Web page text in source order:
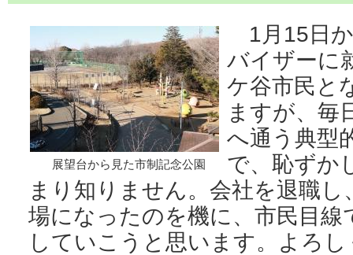
展望台から見た市制記念公園
1月15日
バイザーに
ケ谷市民と
ますが、毎
へ通う典型
で、恥ずか
まり知りません。会社を退職
場になったのを機に、市民目線
していこうと思います。よろ